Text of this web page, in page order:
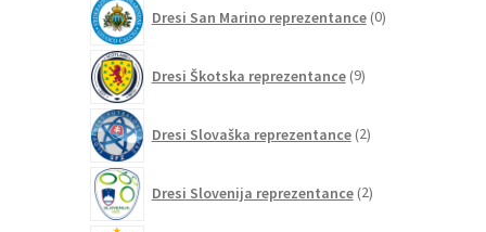
Dresi San Marino reprezentance 0izdelkov
Dresi Škotska reprezentance 9izdelkov
Dresi Slovaška reprezentance 2izdelka
Dresi Slovenija reprezentance 2izdelka